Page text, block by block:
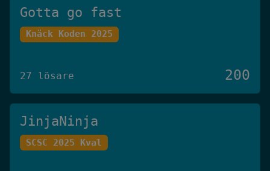
Gotta go fast
Knäck Koden 2025
27 lösare 200
JinjaNinja
SCSC 2025 Kval